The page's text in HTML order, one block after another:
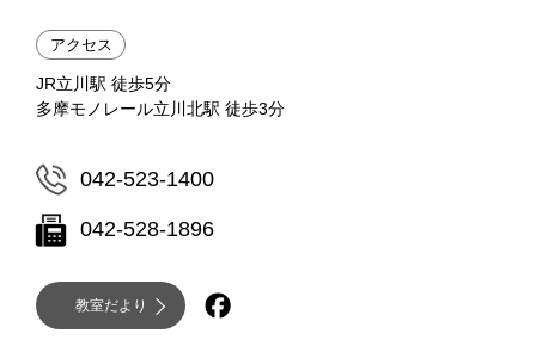
アクセス
JR立川駅 徒歩5分
多摩モノレール立川北駅 徒歩3分
042-523-1400
042-528-1896
教室だより